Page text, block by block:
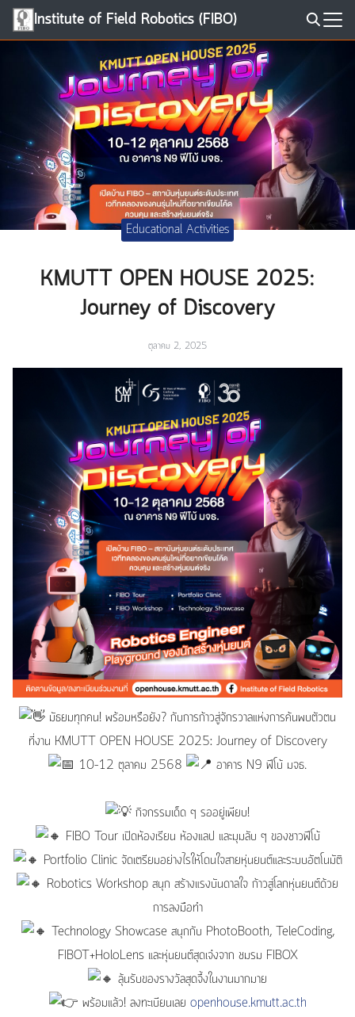
Skip
content
Institute of Field Robotics (FIBO)
Educational Activities
KMUTT OPEN HOUSE 2025:
Journey of Discovery
ตุลาคม 2, 2025
มัธยมทุกคน! พร้อมหรือยัง? กับการก้าวสู่จักรวาลแห่งการค้นพบตัวตน
ที่งาน KMUTT OPEN HOUSE 2025: Journey of Discovery
10–12 ตุลาคม 2568
อาคาร N9 ฟีโบ้ มจธ.
กิจกรรมเด็ด ๆ รออยู่เพียบ!
FIBO Tour เปิดห้องเรียน ห้องแลป และมุมลับ ๆ ของชาวฟีโบ้
Portfolio Clinic จัดเตรียมอย่างไรให้โดนใจสายหุ่นยนต์และระบบอัตโนมัติ
Robotics Workshop สนุก สร้างแรงบันดาลใจ ก้าวสู่โลกหุ่นยนต์ด้วย
การลงมือทำ
Technology Showcase สนุกกับ PhotoBooth, TeleCoding,
FIBOT+HoloLens และหุ่นยนต์สุดเจ๋งจาก ชมรม FIBOX
ลุ้นรับของรางวัลสุดจึ้งในงานมากมาย
พร้อมแล้ว! ลงทะเบียนเลย openhouse.kmutt.ac.th